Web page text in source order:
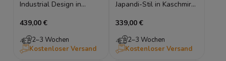
Industrial Design in
LED-Beleuchtung
439,00 €
2–3 Wochen
Kostenloser Versand
Japandi-Stil in Kaschmir
339,00 €
2–3 Wochen
Kostenloser Versand